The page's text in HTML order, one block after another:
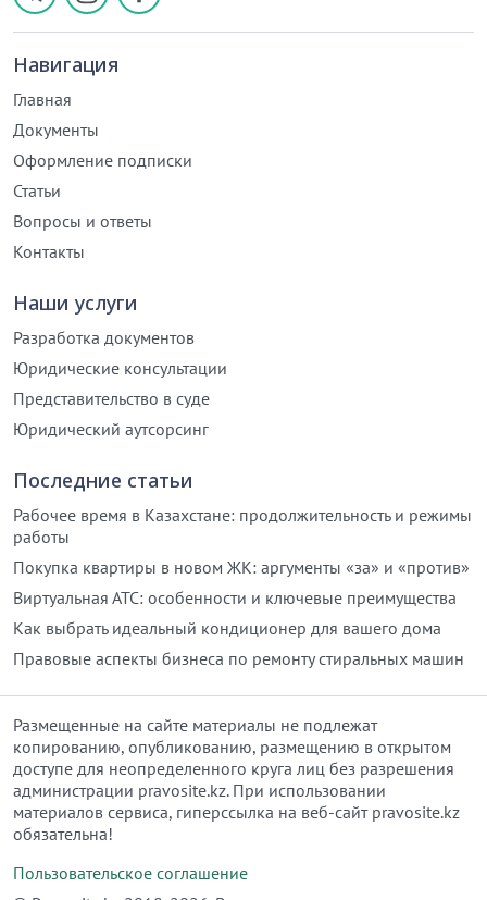
Навигация
Главная
Документы
Оформление подписки
Статьи
Вопросы и ответы
Контакты
Наши услуги
Разработка документов
Юридические консультации
Представительство в суде
Юридический аутсорсинг
Последние статьи
Рабочее время в Казахстане: продолжительность и режимы
работы
Покупка квартиры в новом ЖК: аргументы «за» и «против»
Виртуальная АТС: особенности и ключевые преимущества
Как выбрать идеальный кондиционер для вашего дома
Правовые аспекты бизнеса по ремонту стиральных машин
Размещенные на сайте материалы не подлежат
копированию, опубликованию, размещению в открытом
доступе для неопределенного круга лиц без разрешения
администрации pravosite.kz. При использовании
материалов сервиса, гиперссылка на веб-сайт pravosite.kz
обязательна!
Пользовательское соглашение